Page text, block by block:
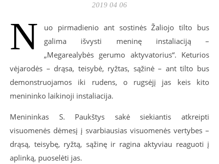
2019 04 06
N
uo pirmadienio ant sostinės Žaliojo tilto bus
galima išvysti meninę instaliaciją –
„Megarealybės gerumo aktyvatorius“. Keturios
vėjarodės – drąsa, teisybė, ryžtas, sąžinė – ant tilto bus
demonstruojamos iki rudens, o rugsėjį jas keis kito
menininko laikinoji instaliacija.
Menininkas S. Paukštys sakė siekiantis atkreipti
visuomenės dėmesį į svarbiausias visuomenės vertybes –
drąsą, teisybę, ryžtą, sąžinę ir ragina aktyviau reaguoti į
aplinką, puoselėti jas.